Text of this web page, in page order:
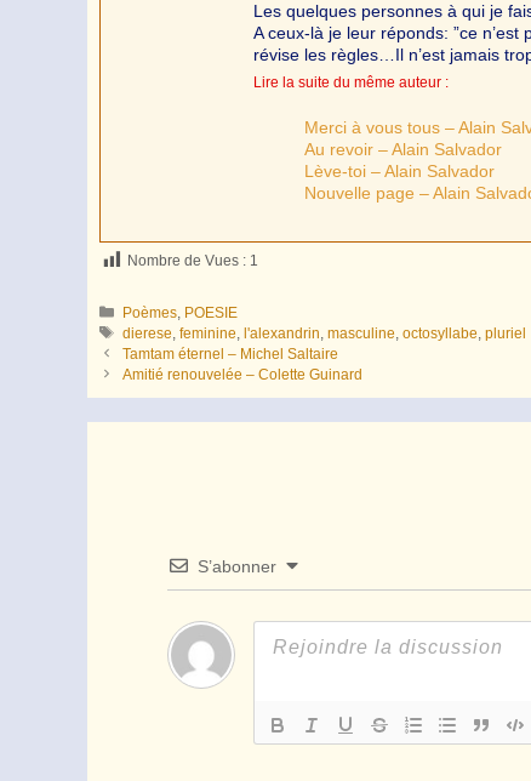
Les quelques personnes à qui je
A ceux-là je leur réponds: ”ce
révise les règles…Il n’est jamais
Lire la suite du même auteur :
Merci à vous tous – Alain
Au revoir – Alain Salvador
Lève-toi – Alain Salvador
Nouvelle page – Alain
Nombre de Vues : 1
Catégories
Poèmes POESIE
Étiquettes
dierese ,feminine ,l'alexandrin ,masculine ,octosyllabe ,pluriel
Tamtam éternel – Michel Saltaire
Amitié renouvelée – Colette Guinard
S’abonner